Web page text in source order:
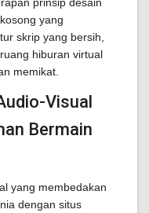
yang
skrip yang bersih,
hiburan virtual
memikat.
Visual
Bermain
yang membedakan
dengan situs